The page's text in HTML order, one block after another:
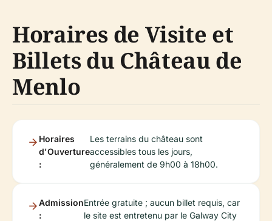
Horaires de Visite et
Billets du Château de
Menlo
Horaires
d'Ouverture
:
Les terrains du château sont
accessibles tous les jours,
généralement de 9h00 à 18h00.
Admission
:
Entrée gratuite ; aucun billet requis, car
le site est entretenu par le Galway City